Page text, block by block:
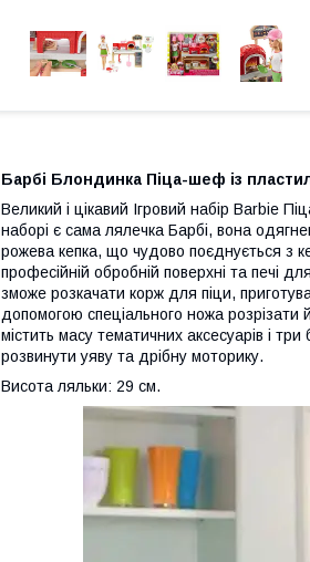
Барбі Блондинка Піца-шеф із
Великий і цікавий Ігровий набір Barbie
наборі є сама лялечка Барбі, вона
рожева кепка, що чудово поєднується з
професійній обробній поверхні та печі
зможе розкачати корж для піци,
допомогою спеціального ножа розрізати
містить масу тематичних аксесуарів і
розвинути уяву та дрібну моторику.
Висота ляльки: 29 см.